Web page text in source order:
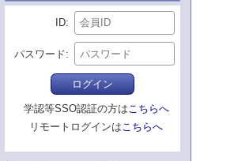
ID
パスワード
ログイン
学認等SSO認証の方はこちらへ
リモートログインはこちらへ